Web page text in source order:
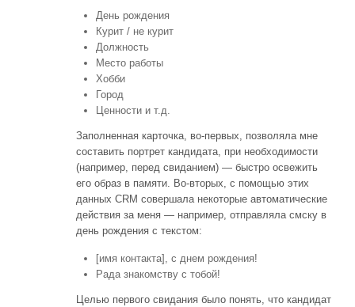
День рождения
Курит / не курит
Должность
Место работы
Хобби
Город
Ценности и т.д.
Заполненная карточка, во-первых, позволяла мне
составить портрет кандидата, при необходимости
(например, перед свиданием) — быстро освежить
его образ в памяти. Во-вторых, с помощью этих
данных CRM совершала некоторые автоматические
действия за меня — например, отправляла смску в
день рождения с текстом:
[имя контакта], с днем рождения!
Рада знакомству с тобой!
Целью первого свидания было понять, что кандидат